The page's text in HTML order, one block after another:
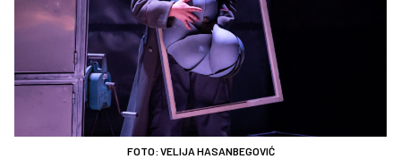
FOTO: VELIJA HASANBEGOVIĆ